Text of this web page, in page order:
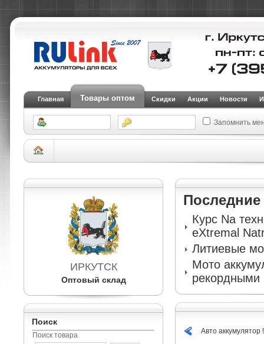
Главная Товары оптом Скидки Акции Новости
Запомнить
АКБ для легковых автомобилей и внедорожников
Авто аккумулятор 9999 STANDARD SMF QNS-410LN5-2025
ИРКУТСК
Оптовый склад
Поиск
Поиск товара
Последние
Курс Na
eXtremal
Литиевые
Мото
рекордными
Авто